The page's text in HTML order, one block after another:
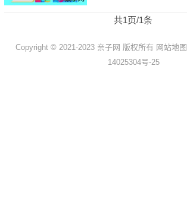
共1页/1条
Copyright © 2021-2023 亲子网 版权所有 网站地图
14025304号-25